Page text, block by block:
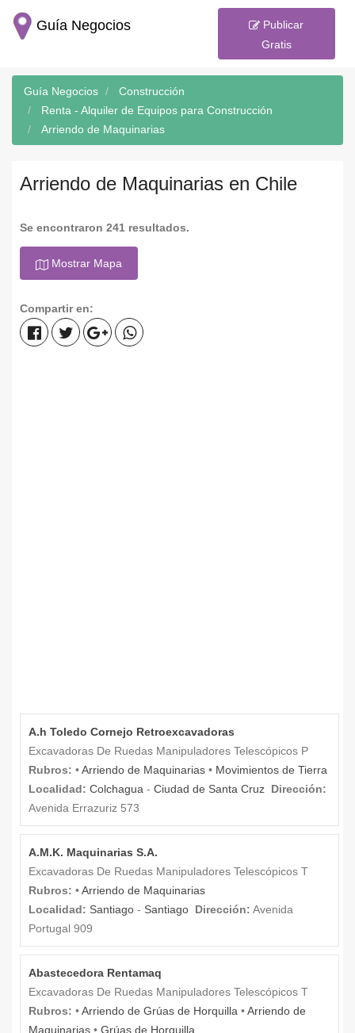
Guía Negocios
Publicar
Gratis
Guía Negocios
Construcción
Renta - Alquiler de Equipos para Construcción
Arriendo de Maquinarias
Arriendo de Maquinarias en Chile
Se encontraron 241 resultados.
Mostrar Mapa
Compartir en:
A.h Toledo Cornejo Retroexcavadoras
Excavadoras De Ruedas Manipuladores Telescópicos P
Rubros: •Arriendo de Maquinarias • Movimientos de Tierra
Localidad: Colchagua - Ciudad de Santa Cruz Dirección:
Avenida Errazuriz 573
A.M.K. Maquinarias S.A.
Excavadoras De Ruedas Manipuladores Telescópicos T
Rubros: •Arriendo de Maquinarias
Localidad: Santiago - Santiago Dirección: Avenida
Portugal 909
Abastecedora Rentamaq
Excavadoras De Ruedas Manipuladores Telescópicos T
Rubros: •Arriendo de Grúas de Horquilla •Arriendo de
Maquinarias • Grúas de Horquilla